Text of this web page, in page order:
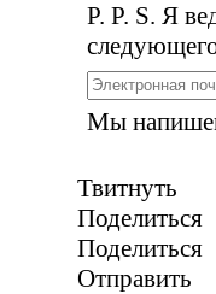
P. P. S. Я
Мы напишем
Твитнуть
Поделиться
Поделиться
Отправить